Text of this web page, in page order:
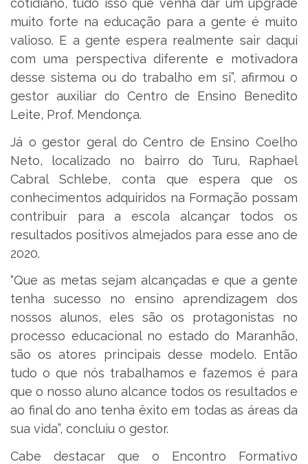
cotidiano, tudo isso que venha dar um upgrade
muito forte na educação para a gente é muito
valioso. E a gente espera realmente sair daqui
com uma perspectiva diferente e motivadora
desse sistema ou do trabalho em si”, afirmou o
gestor auxiliar do Centro de Ensino Benedito
Leite, Prof. Mendonça.
Já o gestor geral do Centro de Ensino Coelho
Neto, localizado no bairro do Turu, Raphael
Cabral Schlebe, conta que espera que os
conhecimentos adquiridos na Formação possam
contribuir para a escola alcançar todos os
resultados positivos almejados para esse ano de
2020.
“Que as metas sejam alcançadas e que a gente
tenha sucesso no ensino aprendizagem dos
nossos alunos, eles são os protagonistas no
processo educacional no estado do Maranhão,
são os atores principais desse modelo. Então
tudo o que nós trabalhamos e fazemos é para
que o nosso aluno alcance todos os resultados e
ao final do ano tenha êxito em todas as áreas da
sua vida”, concluiu o gestor.
Cabe destacar que o Encontro Formativo